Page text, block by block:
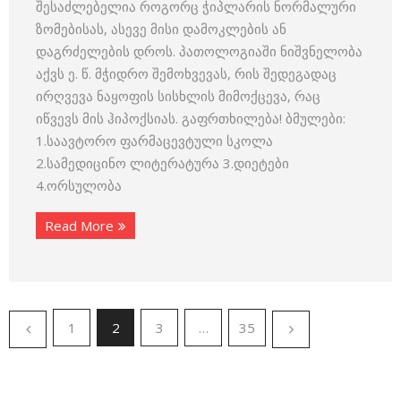
შესაძლებელია როგორც ჭიპლარის ნორმალური
ზომებისას, ასევე მისი დამოკლების ან
დაგრძელების დროს. პათოლოგიაში ნიშვნელობა
აქვს ე. წ. მჭიდრო შემოხვევას, რის შედეგადაც
ირღვევა ნაყოფის სისხლის მიმოქცევა, რაც
იწვევს მის ჰიპოქსიას. გაფრთხილება! ბმულები:
1.საავტორო ფარმაცევტული სკოლა
2.სამედიცინო ლიტერატურა 3.დიეტები
4.ორსულობა
Read More
1 2 3 … 35